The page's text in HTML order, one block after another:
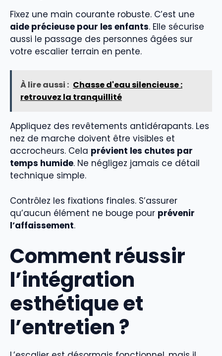
Fixez une main courante robuste. C’est une
aide précieuse pour les enfants. Elle sécurise
aussi le passage des personnes âgées sur
votre escalier terrain en pente.
À lire aussi : Chasse d'eau silencieuse :
retrouvez la tranquillité
Appliquez des revêtements antidérapants. Les
nez de marche doivent être visibles et
accrocheurs. Cela prévient les chutes par
temps humide. Ne négligez jamais ce détail
technique simple.
Contrôlez les fixations finales. S’assurer
qu’aucun élément ne bouge pour prévenir
l’affaissement.
Comment réussir
l’intégration
esthétique et
l’entretien ?